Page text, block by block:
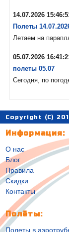
14.07.2026
Полеты
Летаем на
05.07.2026
полеты 05.07
Сегодня, по
Copyright (C)
Информация:
О нас
Блог
Правила
Скидки
Контакты
Полёты:
Полеты в